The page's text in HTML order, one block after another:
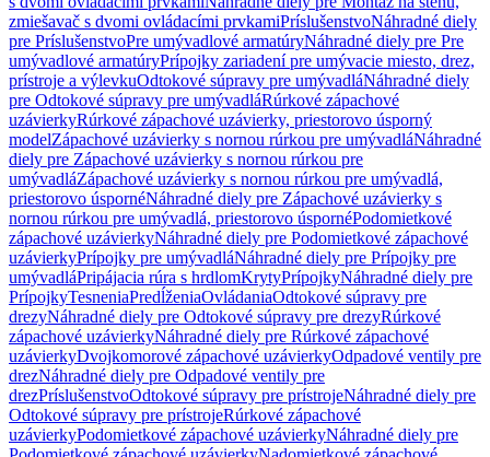
zmiešavač s dvomi ovládacími prvkamiPríslušenstvoNáhradné diely
pre PríslušenstvoPre umývadlové armatúryNáhradné diely pre Pre
umývadlové armatúryPrípojky zariadení pre umývacie miesto, drez,
prístroje a výlevkuOdtokové súpravy pre umývadláNáhradné diely
pre Odtokové súpravy pre umývadláRúrkové zápachové
uzávierkyRúrkové zápachové uzávierky, priestorovo úsporný
modelZápachové uzávierky s nornou rúrkou pre umývadláNáhradné
diely pre Zápachové uzávierky s nornou rúrkou pre
umývadláZápachové uzávierky s nornou rúrkou pre umývadlá,
priestorovo úspornéNáhradné diely pre Zápachové uzávierky s
nornou rúrkou pre umývadlá, priestorovo úspornéPodomietkové
zápachové uzávierkyNáhradné diely pre Podomietkové zápachové
uzávierkyPrípojky pre umývadláNáhradné diely pre Prípojky pre
umývadláPripájacia rúra s hrdlomKrytyPrípojkyNáhradné diely pre
PrípojkyTesneniaPredĺženiaOvládaniaOdtokové súpravy pre
drezyNáhradné diely pre Odtokové súpravy pre drezyRúrkové
zápachové uzávierkyNáhradné diely pre Rúrkové zápachové
uzávierkyDvojkomorové zápachové uzávierkyOdpadové ventily pre
drezNáhradné diely pre Odpadové ventily pre
drezPríslušenstvoOdtokové súpravy pre prístrojeNáhradné diely pre
Odtokové súpravy pre prístrojeRúrkové zápachové
uzávierkyPodomietkové zápachové uzávierkyNáhradné diely pre